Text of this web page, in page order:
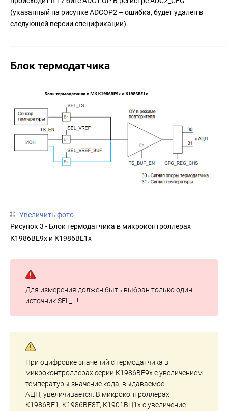
(указанный на рисунке ADCOP2 – ошибка, будет удален в
следующей версии спецификации).
Блок термодатчика
Увеличить фото
Рисунок 3 - Блок термодатчика в микроконтроллерах
К1986ВЕ9х и К1986ВЕ1х
Для измерения должен быть выбран только один
источник SEL_…!
При оцифровке значений с термодатчика в
микроконтроллерах серии К1986ВЕ9x с увеличением
температуры значение кода, выдаваемое
АЦП, увеличивается. В микроконтроллерах
К1986ВЕ1, К1986ВЕ8Т, К1901ВЦ1х с увеличение